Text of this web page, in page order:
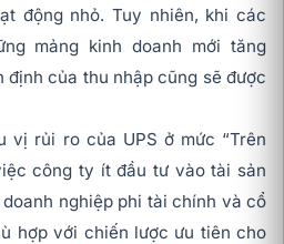
động nhỏ. Tuy nhiên, khi các
mảng kinh doanh mới tăng
định của thu nhập cũng sẽ được
vị rủi ro của UPS ở mức “Trên
công ty ít đầu tư vào tài sản
nghiệp phi tài chính và cổ
hợp với chiến lược ưu tiên cho